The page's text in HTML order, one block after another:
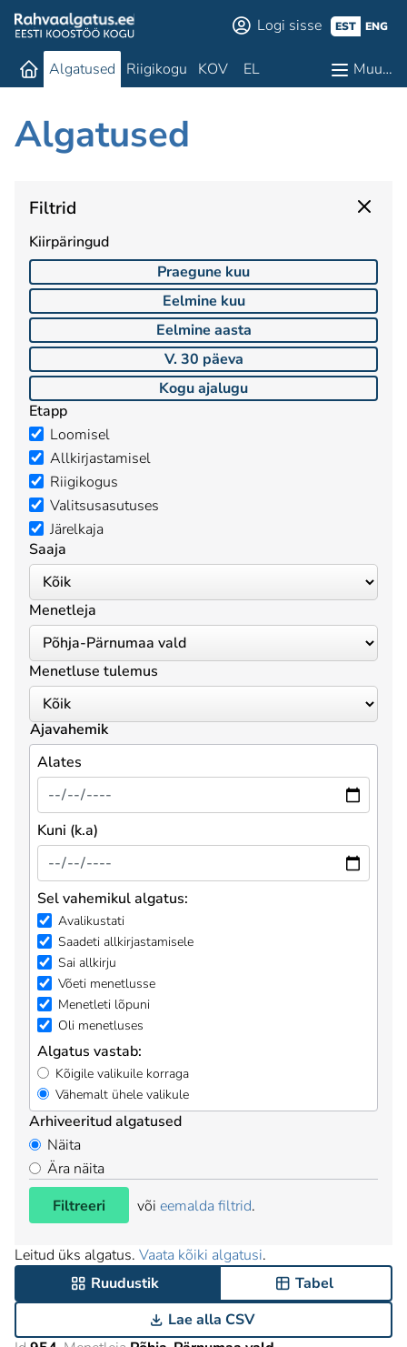
Logi sisse EST ENG
Algatused Riigikogu KOV EL Muu…
Algatused
Filtrid
Kiirpäringud
Praegune kuu
Eelmine kuu
Eelmine aasta
V. 30 päeva
Kogu ajalugu
Etapp
Loomisel
Allkirjastamisel
Riigikogus
Valitsusasutuses
Järelkaja
Saaja
Menetleja
Menetluse tulemus
Ajavahemik
Alates
Kuni (k.a)
Sel vahemikul algatus:
Avalikustati
Saadeti allkirjastamisele
Sai allkirju
Võeti menetlusse
Menetleti lõpuni
Oli menetluses
Algatus vastab:
Kõigile valikuile korraga
Vähemalt ühele valikule
Arhiveeritud algatused
Näita
Ära näita
Filtreeri
või eemalda filtrid.
Leitud üks algatus. Vaata kõiki algatusi.
Ruudustik
Tabel
Lae alla CSV